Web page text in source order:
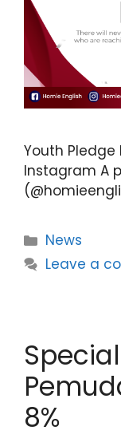
Youth Pledge
Instagram A
News
Leave a
8%